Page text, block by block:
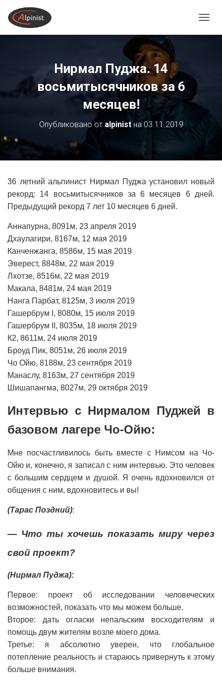
Нирмал Пуджа. 14
восьмитысячников за 6
месяцев!
Опубликовано от alpinistна 03.11.2019
36 летний альпинист Нирмал Пуджа установил новый
рекорд: 14 восьмитысячников за 6 месяцев 6 дней.
Предыдущий рекорд 7 лет 10 месяцев 6 дней.
Аннапурна, 8091м, 23 апреля 2019
Дхаулагири, 8167м, 12 мая 2019
Канченжанга, 8586м, 15 мая 2019
Эверест, 8848м, 22 мая 2019
Лхотзе, 8516м, 22 мая 2019
Макала, 8481м, 24 мая 2019
Нанга Парбат, 8125м, 3 июля 2019
Гашербрум I, 8080м, 15 июля 2019
Гашербрум II, 8035м, 18 июля 2019
К2, 8611м, 24 июля 2019
Броуд Пик, 8051м, 26 июля 2019
Чо Ойю, 8188м, 23 сентября 2019
Манаслу, 8163м, 27 сентября 2019
Шишапангма, 8027м, 29 октября 2019
Интервью с Нирмалом Пуджей в
базовом лагере Чо-Ойю:
Мне посчастливилось быть вместе с Нимсом на Чо-
Ойю и, конечно, я записал с ним интервью. Это человек
с большим сердцем и душой. Я очень вдохновился от
общения с ним, вдохновитесь и вы!
(Тарас Поздний):
— Что ты хочешь показать миру через
свой проект?
(Нирмал Пуджа):
Первое: проект об исследовании человеческих
возможностей, показать что мы можем больше.
Второе: дать огласки непальским восходителям и
помощь двум жителям возле моего дома.
Третье: я абсолютно уверен, что глобальное
потепление реальность и стараюсь привернуть к этому
больше внимания.